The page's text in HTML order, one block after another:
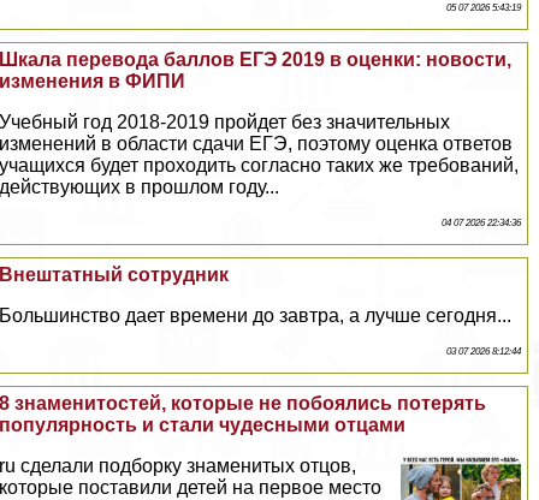
05 07 2026 5:43:19
Шкала перевода баллов ЕГЭ 2019 в оценки: новости,
изменения в ФИПИ
Учебный год 2018-2019 пройдет без значительных
изменений в области сдачи ЕГЭ, поэтому оценка ответов
учащихся будет проходить согласно таких же требований,
действующих в прошлом году...
04 07 2026 22:34:36
Внештатный сотрудник
Большинство дает времени до завтра, а лучше сегодня...
03 07 2026 8:12:44
8 знаменитостей, которые не побоялись потерять
популярность и стали чудесными отцами
ru сделали подборку знаменитых отцов,
которые поставили детей на первое место